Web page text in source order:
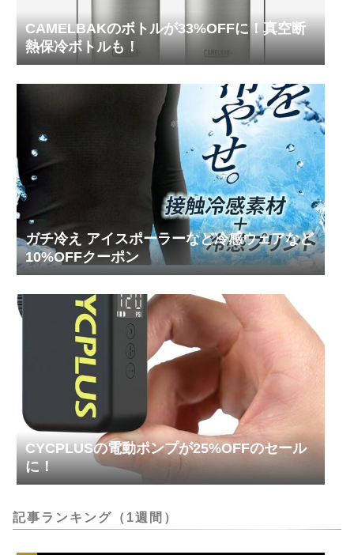
CAMELBAKのボトルが33%OFFに！真空断
熱保冷ボトルも！
ガチ冷え アイスポーラーなど冷感ウェアなど
10%OFFクーポン
CYCPLUSの電動ポンプが25%OFFのセール
に！
記事ランキング（1週間）